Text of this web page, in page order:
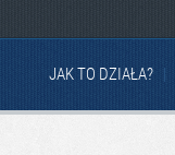
JAK TO DZIAŁA?